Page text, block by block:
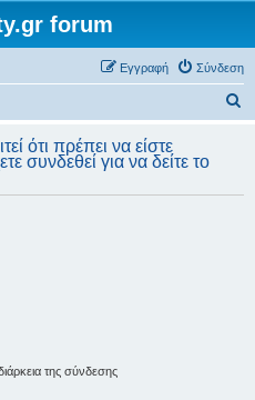
forum
Σύνδεση
Εγγραφή
ότι πρέπει να είστε
συνδεθεί για να δείτε το
της σύνδεσης